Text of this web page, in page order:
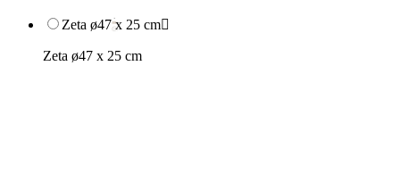
Zeta ø47 x 25 cm
Zeta ø47 x 25 cm